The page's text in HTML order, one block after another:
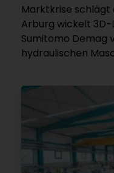
Marktkrise
Arburg wickelt
Sumitomo Demag
hydraulischen